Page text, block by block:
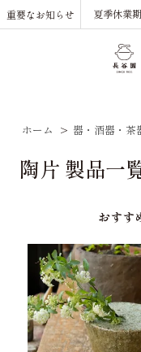
重要なお知らせ 夏季休業
ホーム > 器・酒器・茶
陶片 製品一
おすす